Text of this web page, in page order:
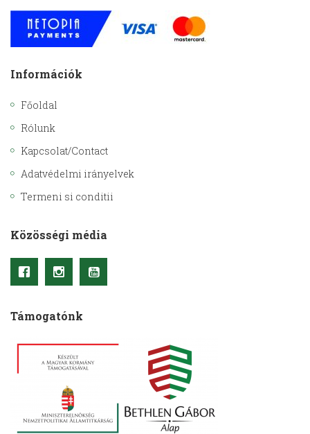
Információk
Főoldal
Rólunk
Kapcsolat/Contact
Adatvédelmi irányelvek
Termeni si conditii
Közösségi média
Támogatónk